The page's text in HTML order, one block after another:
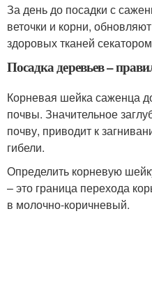
За день до посадки с
веточки и корни,
здоровых тканей
Посадка деревьев –
Корневая шейка саженца
почвы. Значительное
почву, приводит к
гибели.
Определить корневую
– это граница перехода
в молочно-коричневый.